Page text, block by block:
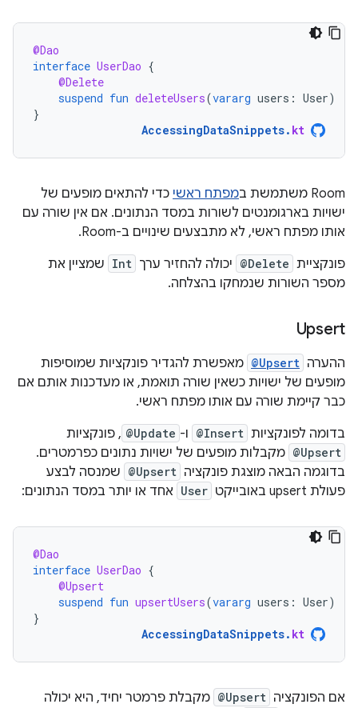
@Dao
interface UserDao {
@Delete
suspend fun deleteUsers(vararg users : User)
}
AccessingDataSnippets. kt
‫Room משתמשת ב מפתח ראשי כדי להתאים מופעים של
ישויות בארגומנטים לשורות במסד הנתונים. אם אין שורה עם
אותו מפתח ראשי, לא מתבצעים שינויים ב-Room.
פונקציית @Delete יכולה להחזיר ערך Int שמציין את
מספר השורות שנמחקו בהצלחה.
Upsert
ההערה @Upsert מאפשרת להגדיר פונקציות שמוסיפות
מופעים של ישויות כשאין שורה תואמת, או מעדכנות אותם אם
כבר קיימת שורה עם אותו מפתח ראשי.
בדומה לפונקציות @Insert ו- @Update , פונקציות
@Upsert מקבלות מופעים של ישויות נתונים כפרמטרים.
בדוגמה הבאה מוצגת פונקציה @Upsert שמנסה לבצע
פעולת upsert באובייקט
User אחד או יותר במסד הנתונים:
@Dao
interface UserDao {
@Upsert
suspend fun upsertUsers(vararg users : User)
}
AccessingDataSnippets. kt
אם הפונקציה @Upsert מקבלת פרמטר יחיד, היא יכולה